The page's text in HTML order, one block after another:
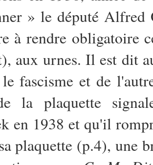
» le député
à rendre obligatoire
aux urnes. Il est dit
fascisme et de
la plaquette
en 1938 et qu'il
plaquette (p.4), une